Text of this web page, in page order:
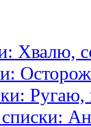
Хвалю,
Ругаю,